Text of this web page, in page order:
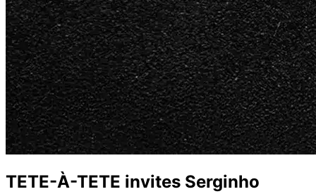
TETE-À-TETE invites Serginho